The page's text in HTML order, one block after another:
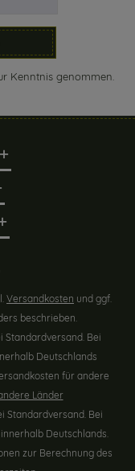
Kenntnis genommen.
Versandkosten und ggf.
beschrieben.
Standardversand. Bei
Deutschlands
für andere
Länder
Standardversand. Bei
Deutschlands.
zur Berechnung des